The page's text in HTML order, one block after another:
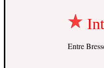
Entre